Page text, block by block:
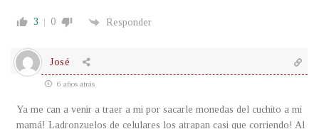
3 0 Responder
José
6 años atrás
Ya me can a venir a traer a mi por sacarle monedas del cuchito a mi
mamá! Ladronzuelos de celulares los atrapan casi que corriendo! Al